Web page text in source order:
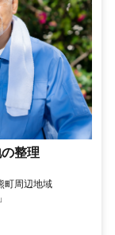
整理
町周辺地域